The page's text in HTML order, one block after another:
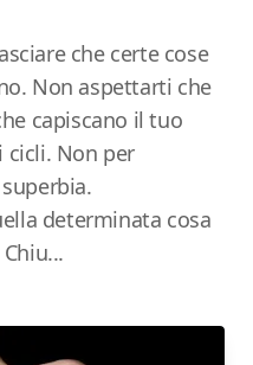
che certe cose
Non aspettarti che
capiscano il tuo
cicli. Non per
determinata cosa